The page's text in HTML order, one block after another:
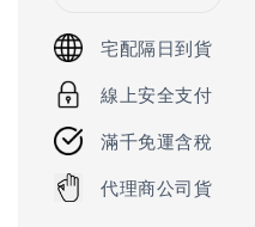
宅配隔日到貨
線上安全支付
滿千免運含稅
代理商公司貨